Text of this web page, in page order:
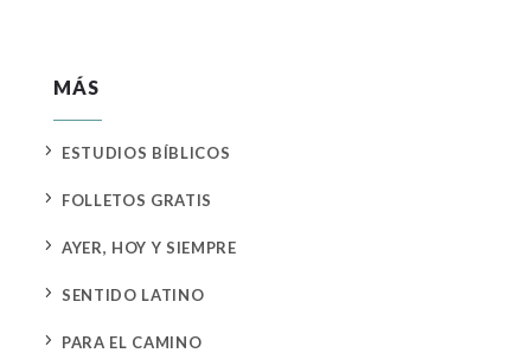
MÁS
5 ESTUDIOS BÍBLICOS
5 FOLLETOS GRATIS
5 AYER, HOY Y SIEMPRE
5 SENTIDO LATINO
5 PARA EL CAMINO